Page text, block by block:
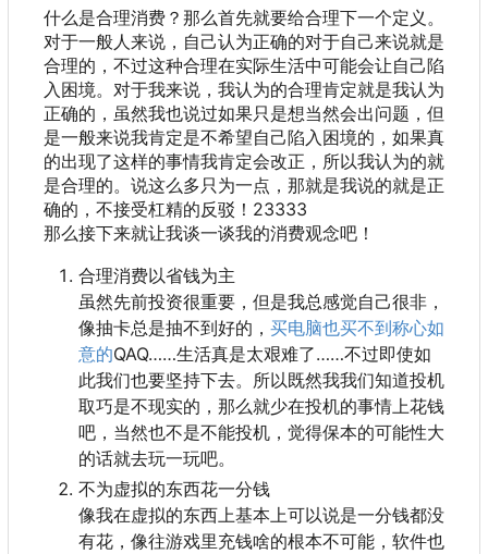
什么是合理消费 ？ 那么首先就要给合理下一个定义。
对于一般人来说 ， 自己认为正确的对于自己来说就是
合理的 ， 不过这种合理在实际生活中可能会让自己陷
入困境。对于我来说 ， 我认为的合理肯定就是我认为
正确的 ， 虽然我也说过如果只是想当然会出问题 ， 但
是一般来说我肯定是不希望自己陷入困境的 ， 如果真
的出现了这样的事情我肯定会改正 ， 所以我认为的就
是合理的。说这么多只为一点 ， 那就是我说的就是正
确的 ， 不接受杠精的反驳 ！ 23333
那么接下来就让我谈一谈我的消费观念吧！
合理消费以省钱为主
虽然先前投资很重要，但是我总感觉自己很非，
像抽卡总是抽不到好的， 买电脑也买不到称心如
意的QAQ……生活真是太艰难了……不过即使如
此我们也要坚持下去。所以既然我我们知道投机
取巧是不现实的 ， 那么就少在投机的事情上花钱
吧 ， 当然也不是不能投机 ， 觉得保本的可能性大
的话就去玩一玩吧。
不为虚拟的东西花一分钱
像我在虚拟的东西上基本上可以说是一分钱都没
有花，像往游戏里充钱啥的根本不可能，软件也